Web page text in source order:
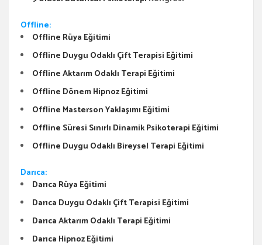
Offline:
Offline Rüya Eğitimi
Offline Duygu Odaklı Çift Terapisi Eğitimi
Offline Aktarım Odaklı Terapi Eğitimi
Offline Dönem Hipnoz Eğitimi
Offline Masterson Yaklaşımı Eğitimi
Offline Süresi Sınırlı Dinamik Psikoterapi Eğitimi
Offline Duygu Odaklı Bireysel Terapi Eğitimi
Darıca:
Darıca Rüya Eğitimi
Darıca Duygu Odaklı Çift Terapisi Eğitimi
Darıca Aktarım Odaklı Terapi Eğitimi
Darıca Hipnoz Eğitimi